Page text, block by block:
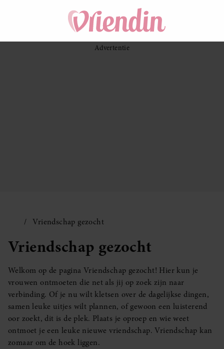
Vriendschap gezocht
Vriendschap gezocht
Welkom op de pagina Vriendschap gezocht! Hier kun je
vrouwen ontmoeten die net als jij op zoek zijn naar
verbinding. Of je nu wilt kletsen over de dagelijkse dingen,
samen leuke uitjes wilt plannen, of gewoon een luisterend
oor zoekt, dit is de plek. Plaats je oproep en wie weet
ontmoet je een leuke nieuwe vriendschap. Vriendschap kan
zomaar om de hoek liggen.